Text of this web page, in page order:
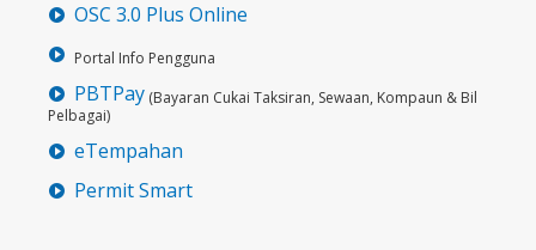
OSC 3.0 Plus Online
Portal Info Pengguna
PBTPay (Bayaran Cukai Taksiran, Sewaan, Kompaun & Bil
Pelbagai)
eTempahan
Permit Smart